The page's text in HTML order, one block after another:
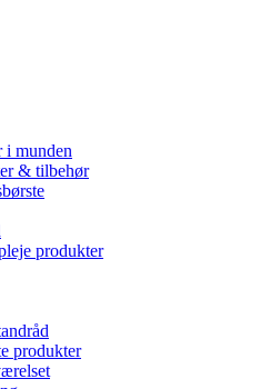
i munden
& tilbehør
produkter
produkter